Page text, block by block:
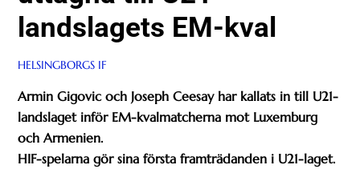
landslagets EM-kval
HELSINGBORGS IF
Armin Gigovic och Joseph Ceesay har kallats in till U21-
landslaget inför EM-kvalmatcherna mot Luxemburg
och Armenien.
HIF-spelarna gör sina första framträdanden i U21-laget.